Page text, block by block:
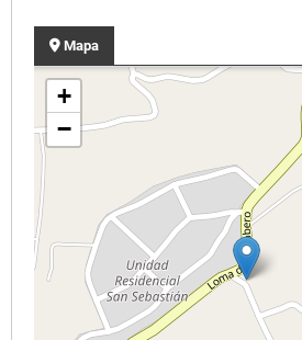
Mapa
+
−